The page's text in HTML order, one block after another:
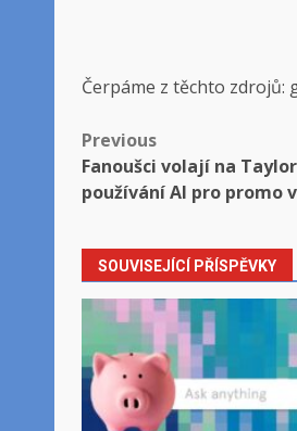
Čerpáme z těchto zdrojů:
Post
navigation
Previous
Fanoušci volají na
používání AI pro promo
SOUVISEJÍCÍ PŘÍSPĚVKY